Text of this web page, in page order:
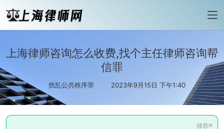
上海律师咨询怎么收费,找个主任律师咨询帮
信罪
扰乱公共秩序罪 2023年9月15日 下午1:40